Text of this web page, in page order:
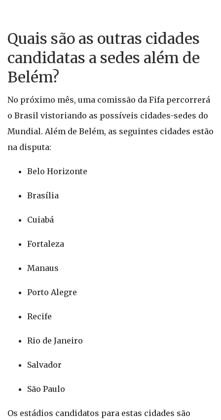
Quais são as outras cidades
candidatas a sedes além de
Belém?
No próximo mês, uma comissão da Fifa percorrerá
o Brasil vistoriando as possíveis cidades-sedes do
Mundial. Além de Belém, as seguintes cidades estão
na disputa:
Belo Horizonte
Brasília
Cuiabá
Fortaleza
Manaus
Porto Alegre
Recife
Rio de Janeiro
Salvador
São Paulo
Os estádios candidatos para estas cidades são